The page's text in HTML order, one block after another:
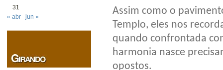
31
« abr
jun »
Assim como o
Templo, eles nos
quando confrontada
harmonia nasce
opostos.